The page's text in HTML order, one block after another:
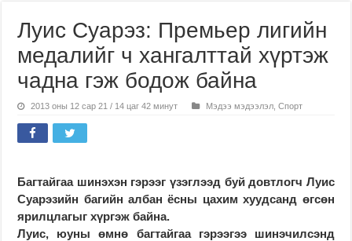
Луис Суарэз: Премьер лигийн
медалийг ч хангалттай хүртэж
чадна гэж бодож байна
2013 оны 12 сар 21 / 14 цаг 42 минут Мэдээ мэдээлэл ,Спорт
Багтайгаа шинэхэн гэрээг үзэглээд буй довтлогч Луис
Суарэзийн багийн албан ёсны цахим хуудсанд өгсөн
ярилцлагыг хүргэж байна.
Луис, юуны өмнө багтайгаа гэрээгээ шинэчилсэнд